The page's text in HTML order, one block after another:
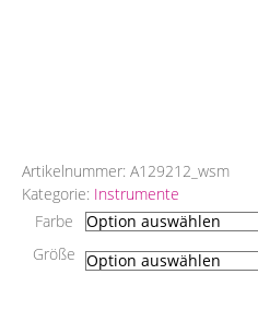
Artikelnummer: A129212_wsm
Kategorie: Instrumente
Farbe
Größe